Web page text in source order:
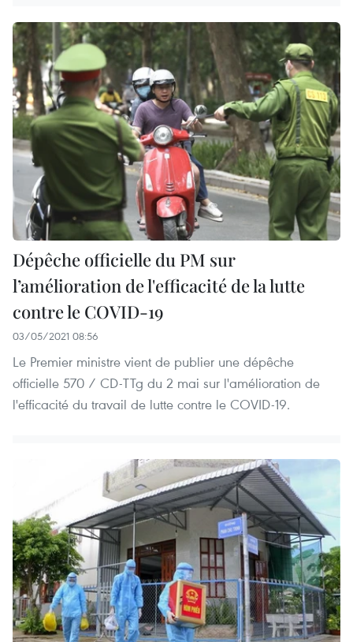
Dépêche officielle du PM sur
l’amélioration de l'efficacité de la lutte
contre le COVID-19
03/05/2021 08:56
Le Premier ministre vient de publier une dépêche
officielle 570 / CD-TTg du 2 mai sur l'amélioration de
l'efficacité du travail de lutte contre le COVID-19.